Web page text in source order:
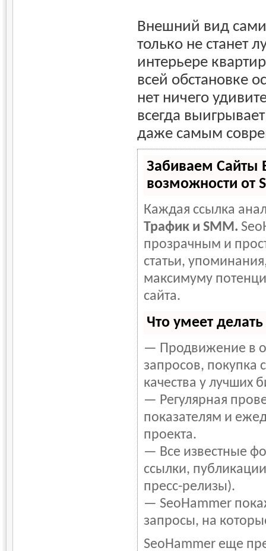
Внешний вид
только не станет
интерьере
всей обстановке
нет ничего
всегда
даже самым
Забиваем
возможности от
Каждая ссылка
Трафик и SMM.
прозрачным и
статьи,
максимуму
сайта.
Что умеет
— Продвижение в
запросов, покупка
качества у лучших
— Регулярная
показателям и
проекта.
— Все известные
ссылки,
пресс-релизы).
— SeoHammer
запросы, на
SeoHammer еще